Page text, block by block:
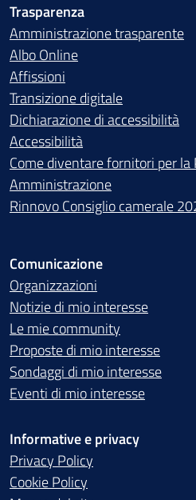
Trasparenza
Amministrazione trasparente
Albo Online
Affissioni
Transizione digitale
Dichiarazione di accessibilità
Accessibilità
Come diventare fornitori per la
Amministrazione
Rinnovo Consiglio camerale
Comunicazione
Organizzazioni
Notizie di mio interesse
Le mie community
Proposte di mio interesse
Sondaggi di mio interesse
Eventi di mio interesse
Informative e privacy
Privacy Policy
Cookie Policy